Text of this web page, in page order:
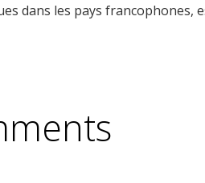
dans les pays francophones,